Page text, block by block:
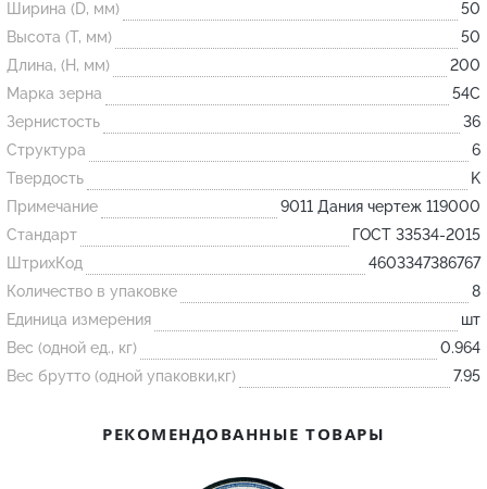
Огнеупорные
изделия
Скачать каталог
Тигель
Муфель
Черпак
Шербер
Трубка
Стержень
Пробка
Лодочка
Ширина (D, мм)
50
Высота (T, мм)
50
Длина, (H, мм)
200
Марка зерна
54С
Зернистость
36
Структура
6
Твердость
K
Примечание
9011 Дания чертеж 119000
Стандарт
ГОСТ 33534-2015
ШтрихКод
4603347386767
Количество в упаковке
8
Единица измерения
шт
Вес (одной ед., кг)
0.964
Вес брутто (одной упаковки,кг)
7.95
РЕКОМЕНДОВАННЫЕ ТОВАРЫ